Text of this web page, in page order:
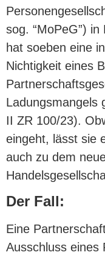
sog. “MoPeG”)
hat soeben eine
Nichtigkeit eines
Ladungsmangels
II ZR 100/23).
eingeht, lässt sie
auch zu dem
Der Fall:
Eine
Ausschluss eines